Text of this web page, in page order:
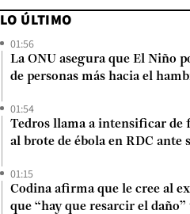
LO ÚLTIMO
01:56
La ONU asegura que El Niño
de personas más hacia el
01:54
Tedros llama a intensificar de
al brote de ébola en RDC ante
01:15
Codina afirma que le cree al
que “hay que resarcir el